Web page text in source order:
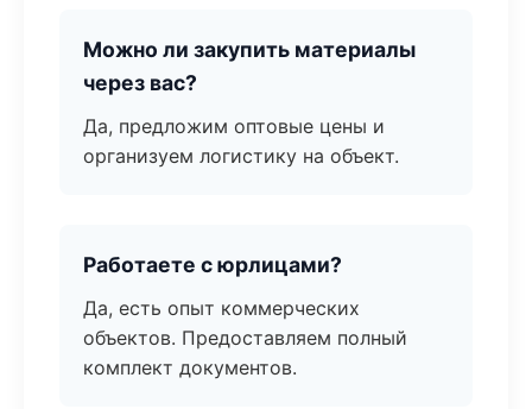
Можно ли закупить материалы
через вас?
Да, предложим оптовые цены и
организуем логистику на объект.
Работаете с юрлицами?
Да, есть опыт коммерческих
объектов. Предоставляем полный
комплект документов.